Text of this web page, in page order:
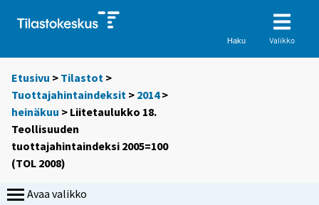
Haku Valikko
Etusivu > Tilastot >
Tuottajahintaindeksit > 2014>
heinäkuu > Liitetaulukko 18.
Teollisuuden
tuottajahintaindeksi 2005=100
(TOL 2008)
Avaa valikko